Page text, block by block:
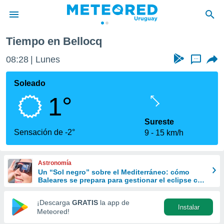
de
ha
calidad.
a este
las
y
forma
digital
basada
Tiempo en Bellocq
08:28 Lunes ...
Soleado
1°
Sensación de -2°
Sureste
9
15 km/h
Astronomía
Un “Sol negro” sobre el Mediterráneo: cómo
Baleares se prepara para gestionar el eclipse con
¡Descarga GRATIS la app de
Meteored!
Instalar